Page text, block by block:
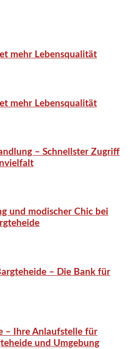
mehr Lebensqualität
mehr Lebensqualität
– Schnellster Zugriff
und modischer Chic bei
– Die Bank für
– Ihre Anlaufstelle für
und Umgebung